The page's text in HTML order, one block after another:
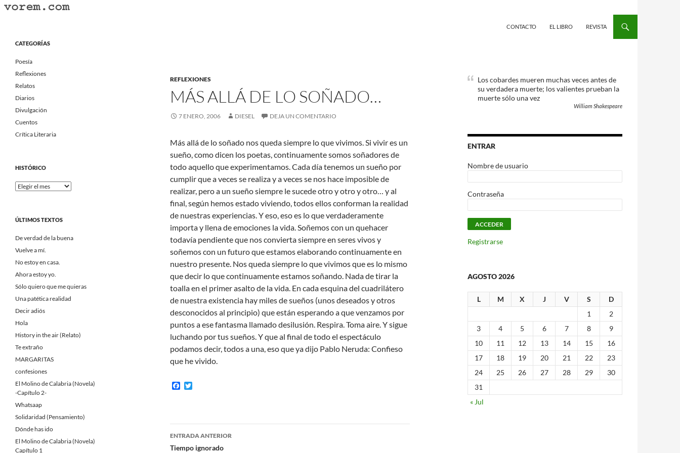
Saltar
CONTACTO EL LIBRO REVISTA
REFLEXIONES
MÁS ALLÁ DE LO SOÑADO…
7 ENERO, 2006 DIESEL DEJA UN COMENTARIO
Más allá de lo soñado nos queda siempre lo que vivimos. Si vivir es un
sueño, como dicen los poetas, continuamente somos soñadores de
todo aquello que experimentamos. Cada día tenemos un sueño por
cumplir que a veces se realiza y a veces se nos hace imposible de
realizar, pero a un sueño siempre le sucede otro y otro y otro… y al
final, según hemos estado viviendo, todos ellos conforman la realidad
de nuestras experiencias. Y eso, eso es lo que verdaderamente
importa y llena de emociones la vida. Soñemos con un quehacer
todavía pendiente que nos convierta siempre en seres vivos y
soñemos con un futuro que estamos elaborando continuamente en
nuestro presente. Nos queda siempre lo que vivimos que es lo mismo
que decir lo que continuamente estamos soñando. Nada de tirar la
toalla en el primer asalto de la vida. En cada esquina del cuadrilátero
de nuestra existencia hay miles de sueños (unos deseados y otros
desconocidos al principio) que están esperando a que venzamos por
puntos a ese fantasma llamado desilusión. Respira. Toma aire. Y sigue
luchando por tus sueños. Y que al final de todo el espectáculo
podamos decir, todos a una, eso que ya dijo Pablo Neruda: Confieso
que he vivido.
F
o
o
e
r
Navegación
de
ENTRADA ANTERIOR
Tiempo ignorado
Los cobardes mueren muchas veces antes de
su verdadera muerte; los valientes prueban la
muerte sólo una vez
William Shakespeare
ENTRAR
Nombre de usuario
Contraseña
Registrarse
AGOSTO 2026
L M X J V S
D
1
2
3
4 5 6 7 8
9
10
11 12 13 14 15
16
17
18 19 20 21 22
23
24
25 26 27 28 29
30
31
« Jul
Portal Literario Independiente
CATEGORÍAS
Poesía
Reflexiones
Relatos
Diarios
Divulgación
Cuentos
Crítica Literaria
HISTÓRICO
Histórico
ÚLTIMOS TEXTOS
De verdad de la buena
Vuelve a mí.
No estoy en casa.
Ahora estoy yo.
Sólo quiero que me quieras
Una patética realidad
Decir adiós
Hola
History in the air (Relato)
Te extraño
MARGARITAS
confesiones
El Molino de Calabria (Novela)
-Capítulo 2-
Whatsaap
Solidaridad (Pensamiento)
Dónde has ido
El Molino de Calabria (Novela)
Capítulo 1